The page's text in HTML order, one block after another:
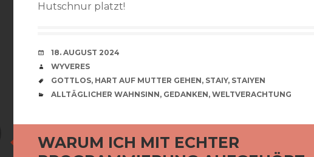
Hutschnur platzt!
VERABREDUNG
18. AUGUST 2024
VERFASSER
WYVERES
SCHLAGWÖRTER
GOTTLOS, HART AUF MUTTER GEHEN, STAIY, STAIYEN
CATEGORIES
ALLTÄGLICHER WAHNSINN, GEDANKEN, WELTVERACHTUNG
WARUM ICH MIT ECHTER
Standard